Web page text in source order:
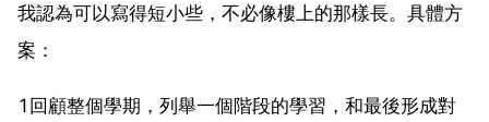
我認為可以寫得短小些，不必像樓上的那樣長。具體方
案：
1回顧整個學期，列舉一個階段的學習，和最後形成對